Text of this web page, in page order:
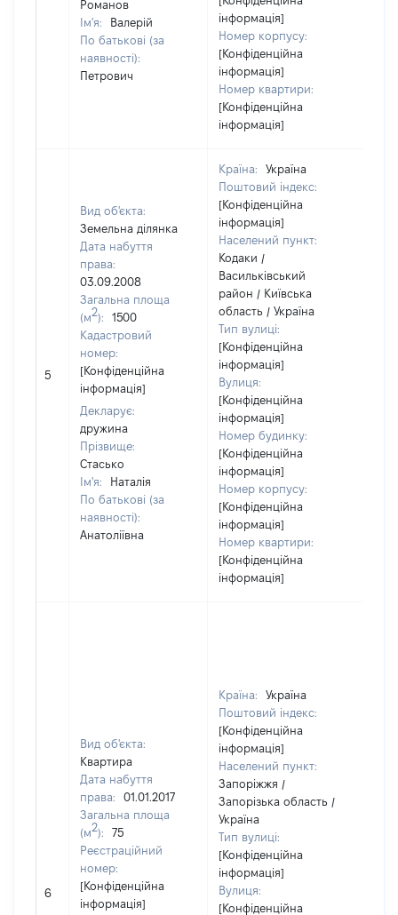
Романов
Ім'я:
Валерій
По батькові (за
наявності):
Петрович
інформація]
Номер корпусу:
[Конфіденційна
інформація]
Номер квартири:
[Конфіденційна
інформація]
5
Вид об'єкта:
Земельна ділянка
Дата набуття
права:
03.09.2008
Загальна площа
(м2):
1500
Кадастровий
номер:
[Конфіденційна
інформація]
Декларує:
дружина
Прізвище:
Стасько
Ім'я:
Наталія
По батькові (за
наявності):
Анатоліївна
Країна:
Україна
Поштовий індекс:
[Конфіденційна
інформація]
Населений пункт:
Кодаки /
Васильківський
район / Київська
область / Україна
Тип вулиці:
[Конфіденційна
інформація]
Вулиця:
[Конфіденційна
інформація]
Номер будинку:
[Конфіденційна
інформація]
Номер корпусу:
[Конфіденційна
інформація]
Номер квартири:
[Конфіденційна
інформація]
6
Вид об'єкта:
Квартира
Дата набуття
права:
01.01.2017
Загальна площа
(м2):
75
Реєстраційний
номер:
[Конфіденційна
інформація]
Країна:
Україна
Поштовий індекс:
[Конфіденційна
інформація]
Населений пункт:
Запоріжжя /
Запорізька область /
Україна
Тип вулиці:
[Конфіденційна
інформація]
Вулиця:
[Конфіденційна